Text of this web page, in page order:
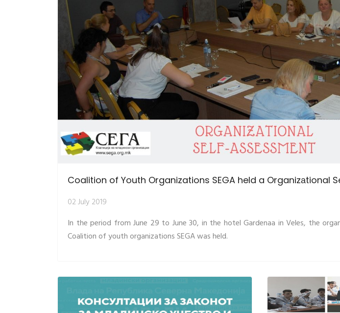
Coalition of Youth Organizations SEGA held a Organizаtional
02 July 2019
In the period from June 29 to June 30, in the hotel Gardenaa in Veles, the
Coalition of youth organizations SEGA was held.